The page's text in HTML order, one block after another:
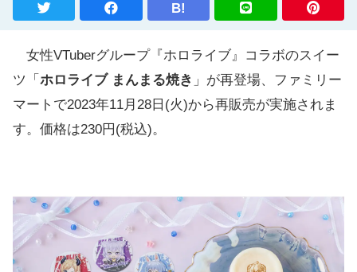
B!
女性VTuberグループ『ホロライブ』コラボのスイー
ツ「 ホロライブ まんまる焼き 」が再登場、ファミリー
マートで2023年11月28日(火)から再販売が実施されま
す。価格は230円(税込)。